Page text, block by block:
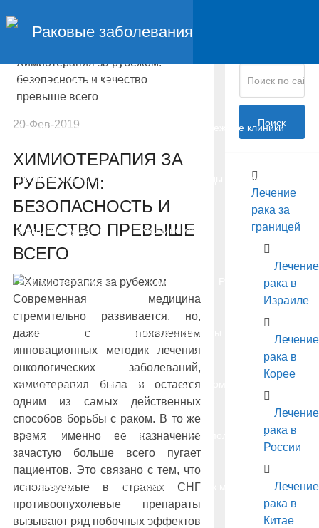
Раковые заболевания
Специализации:
Лечение рака за границей Зарубежные клиники
Диагностика рака в Израиле Методы лечения рака
Онкология у детей Карцинома
Рак головного мозга Глиома
Лейкоз Рак лимфатической системы
Раковые заболевания кожи Меланома
Рак горла Рак гортани Рак молочной железы
Рак желудка Рак легкого Рак матки
Главная
Химиотерапия за рубежом:
безопасность и качество
превыше всего
20-Фев-2019
ХИМИОТЕРАПИЯ ЗА
РУБЕЖОМ:
БЕЗОПАСНОСТЬ И
КАЧЕСТВО ПРЕВЫШЕ
ВСЕГО
Современная медицина
стремительно развивается, но,
даже с появлением
инновационных методик лечения
онкологических заболеваний,
химиотерапия была и остается
одним из самых действенных
способов борьбы с раком. В то же
время, именно ее назначение
зачастую больше всего пугает
пациентов. Это связано с тем, что
используемые в странах СНГ
противоопухолевые препараты
вызывают ряд побочных эффектов
Поиск
Лечение
рака за
границей
Лечение
рака в
Израиле
Лечение
рака в
Корее
Лечение
рака в
России
Лечение
рака в
Китае